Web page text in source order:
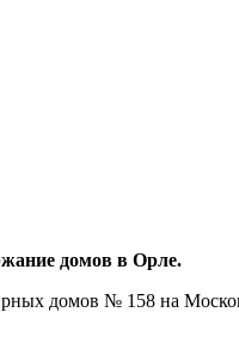
домов в Орле.
домов № 158 на